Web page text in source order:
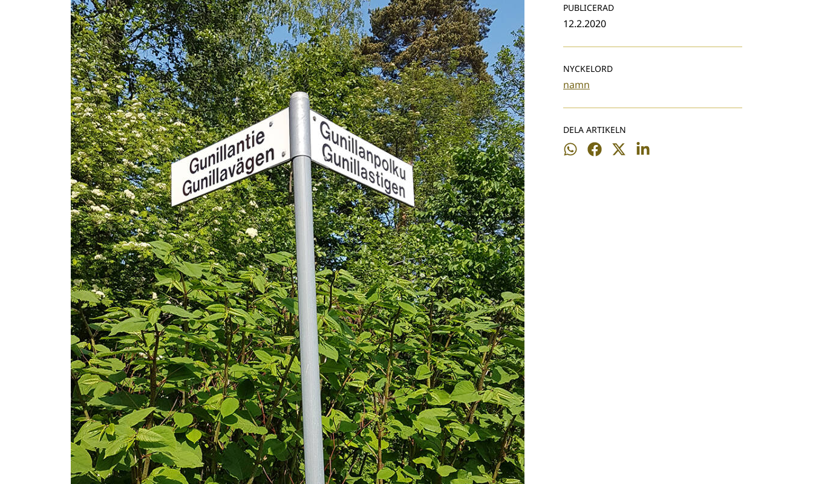
PUBLICERAD
12.2.2020
NYCKELORD
namn
DELA ARTIKELN
Dela
Dela
Dela
Dela